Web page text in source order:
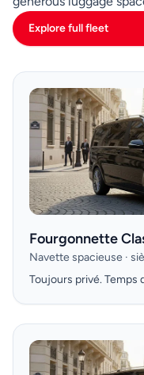
Explore full fleet
Fourgonnette
Navette spacieuse ·
Toujours privé.